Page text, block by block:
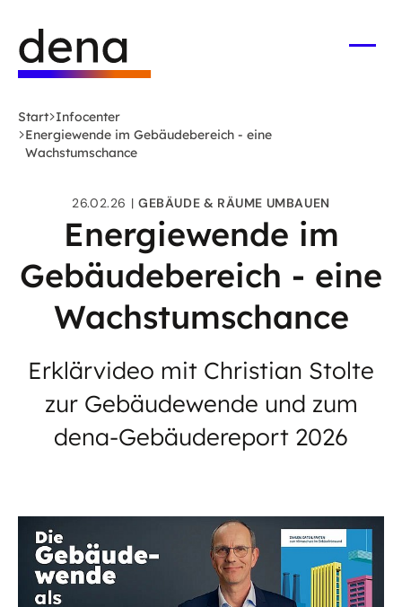
Hauptinhalt
springen
Deutsche
Energie-
Agentur
-
zur
Start Infocenter
Energiewende im Gebäudebereich - eine
Wachstumschance
26.02.26 GEBÄUDE & RÄUME UMBAUEN
Energiewende im
Gebäudebereich - eine
Wachstumschance
Erklärvideo mit Christian Stolte
zur Gebäudewende und zum
dena-Gebäudereport 2026